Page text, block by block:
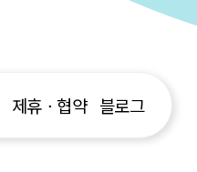
제휴ㆍ협약 블로그